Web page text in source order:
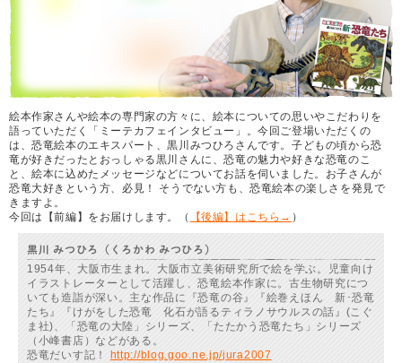
絵本作家さんや絵本の専門家の方々に、絵本についての思いやこだわりを
語っていただく「ミーテカフェインタビュー」。今回ご登場いただくの
は、恐竜絵本のエキスパート、黒川みつひろさんです。子どもの頃から恐
竜が好きだったとおっしゃる黒川さんに、恐竜の魅力や好きな恐竜のこ
と、絵本に込めたメッセージなどについてお話を伺いました。お子さんが
恐竜大好きという方、必見！ そうでない方も、恐竜絵本の楽しさを発見で
きますよ。
今回は【前編】をお届けします。（
【後編】はこちら→ ）
黒川 みつひろ（くろかわ みつひろ）
1954年、大阪市生まれ。大阪市立美術研究所で絵を学ぶ。児童向け
イラストレーターとして活躍し、恐竜絵本作家に。古生物研究につ
いても造詣が深い。主な作品に『恐竜の谷』『絵巻えほん 新･恐竜
たち』『けがをした恐竜 化石が語るティラノサウルスの話』(こぐ
ま社)、「恐竜の大陸」シリーズ、「たたかう恐竜たち」シリーズ
（小峰書店）などがある。
恐竜だいす記！
http://blog.goo.ne.jp/jura2007